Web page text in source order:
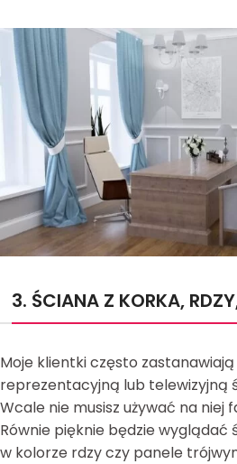
3. ŚCIANA Z KORKA,
Moje klientki często zastanawiają
reprezentacyjną lub telewizyjną
Wcale nie musisz używać na
Równie pięknie będzie wyglądać
w kolorze rdzy czy panele